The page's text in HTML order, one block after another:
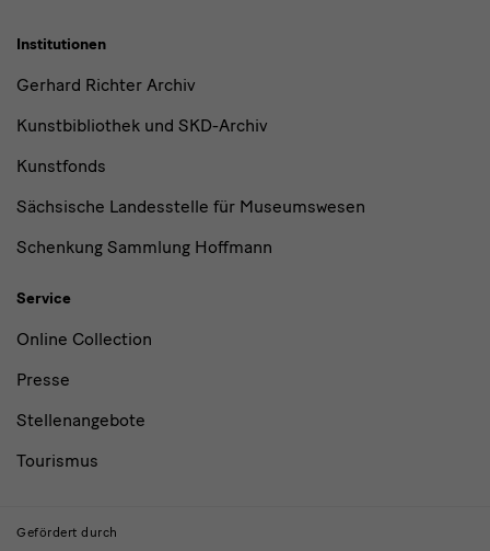
Institutionen
Gerhard Richter Archiv
Kunstbibliothek und SKD-Archiv
Kunstfonds
Sächsische Landesstelle für Museumswesen
Schenkung Sammlung Hoffmann
Service
Online Collection
Presse
Stellenangebote
Tourismus
Gefördert durch